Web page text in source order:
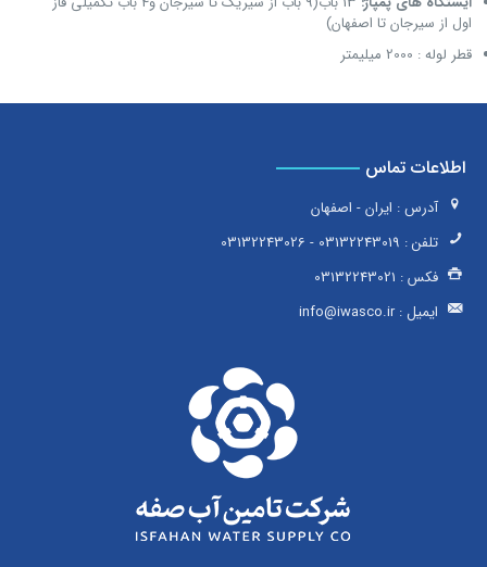
اول از سیرجان تا اصفهان)
قطر لوله : 2000 میلیمتر
اطلاعات تماس
آدرس : ایران - اصفهان
تلفن : 03132243019
-
03132243026
فکس : 03132243021
ایمیل :info@iwasco.ir